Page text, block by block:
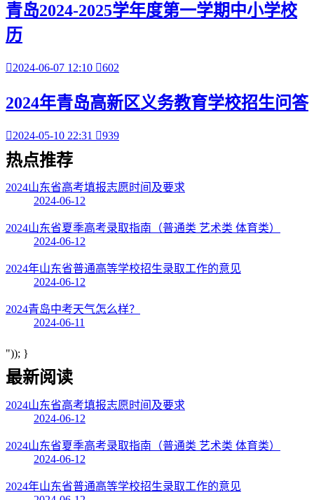
青岛2024-2025学年度第一学期中小学校
历
2024-06-07 12:10 602
2024年青岛高新区义务教育学校招生问答
2024-05-10 22:31 939
热点推荐
2024山东省高考填报志愿时间及要求
2024-06-12
2024山东省夏季高考录取指南（普通类 艺术类 体育类）
2024-06-12
2024年山东省普通高等学校招生录取工作的意见
2024-06-12
2024青岛中考天气怎么样？
2024-06-11
")); }
最新阅读
2024山东省高考填报志愿时间及要求
2024-06-12
2024山东省夏季高考录取指南（普通类 艺术类 体育类）
2024-06-12
2024年山东省普通高等学校招生录取工作的意见